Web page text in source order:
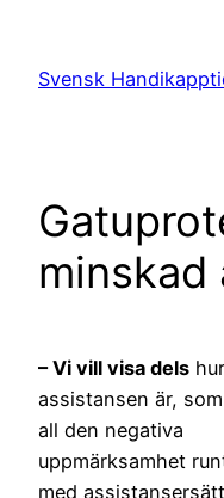
innehåll
Svensk
minskad
– Vi vill visa dels
assistansen är,
all den negativa
uppmärksamhet
med